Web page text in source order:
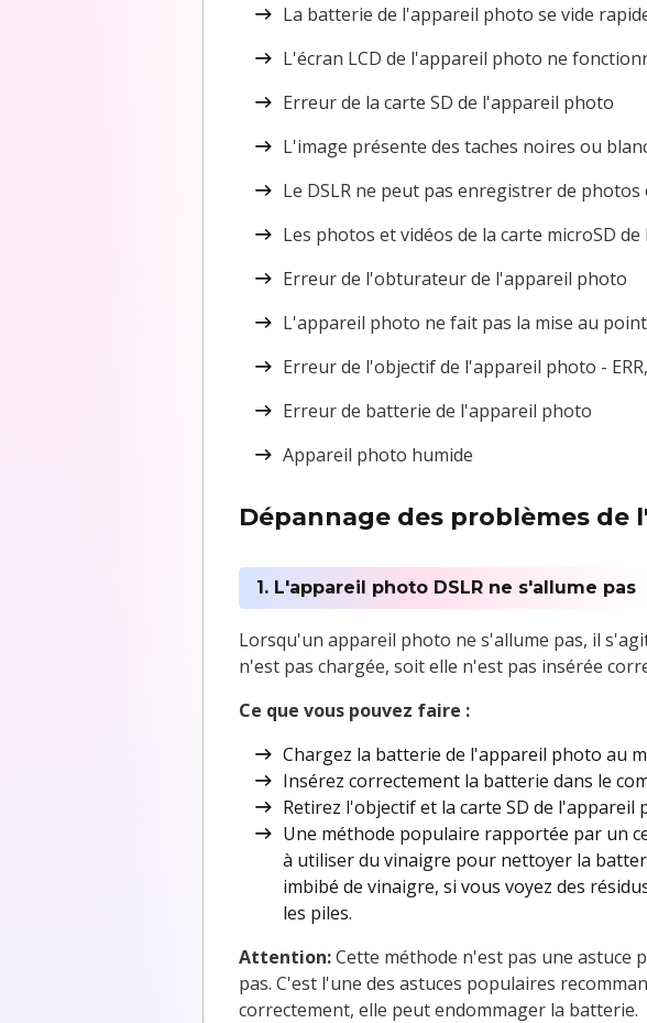
La batterie de l'appareil photo se vide
L'écran LCD de l'appareil photo ne
Erreur de la carte SD de l'appareil photo
L'image présente des taches noires ou
Le DSLR ne peut pas enregistrer de photos
Les photos et vidéos de la carte microSD
Erreur de l'obturateur de l'appareil photo
L'appareil photo ne fait pas la mise au
Erreur de l'objectif de l'appareil photo - ERR,
Erreur de batterie de l'appareil photo
Appareil photo humide
Dépannage des problèmes de
1. L'appareil photo DSLR ne s'allume pas
Lorsqu'un appareil photo ne s'allume pas, il
n'est pas chargée, soit elle n'est pas insérée
Ce que vous pouvez faire :
Chargez la batterie de l'appareil photo au
Insérez correctement la batterie dans le
Retirez l'objectif et la carte SD de
Une méthode populaire rapportée par un
à utiliser du vinaigre pour nettoyer la
imbibé de vinaigre, si vous voyez des
les piles.
Attention:Cette méthode n'est pas une astuce
pas. C'est l'une des astuces populaires
correctement, elle peut endommager la batterie.